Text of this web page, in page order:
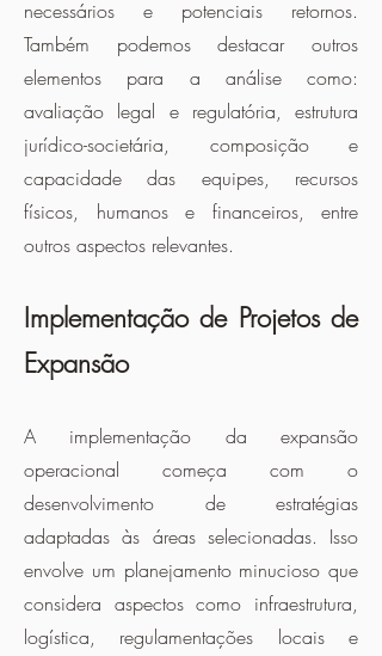
necessários e potenciais retornos.
Também podemos destacar outros
elementos para a análise como:
avaliação legal e regulatória, estrutura
jurídico-societária, composição e
capacidade das equipes, recursos
físicos, humanos e financeiros, entre
outros aspectos relevantes.
Implementação de Projetos de
Expansão
A implementação da expansão
operacional começa com o
desenvolvimento de estratégias
adaptadas às áreas selecionadas. Isso
envolve um planejamento minucioso que
considera aspectos como infraestrutura,
logística, regulamentações locais e